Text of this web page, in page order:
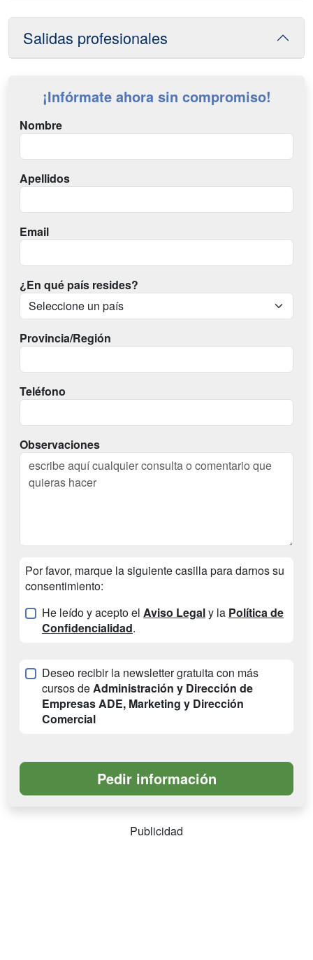
Salidas profesionales
¡Infórmate ahora sin compromiso!
Nombre
Apellidos
Email
¿En qué país resides?
Provincia/Región
Teléfono
Observaciones
Por favor, marque la siguiente casilla para darnos su
consentimiento:
He leído y acepto el Aviso Legaly la Política de
Confidencialidad.
Deseo recibir la newsletter gratuita con más
cursos deAdministración y Dirección de
Empresas ADE, Marketing y Dirección
Comercial
Publicidad